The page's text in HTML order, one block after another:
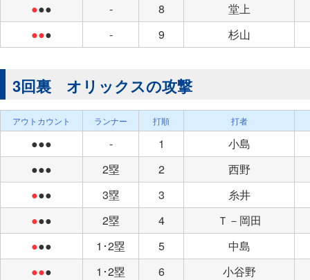
●●● - 8
堂上
●●● - 9 杉山
3回裏 オリックスの攻撃
アウトカウント ランナー 打順 打者
●●● - 1
小島
●●●
2塁 2
西野
●●● 3塁 3
糸井
●●● 2塁 4
Ｔ－岡田
●●● 1･2塁 5
中島
●●● 1･2塁 6 小谷野